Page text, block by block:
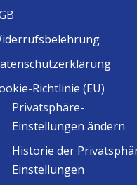
Richtlinie (EU)
Privatsphäre-
Einstellungen ändern
Historie der
Einstellungen